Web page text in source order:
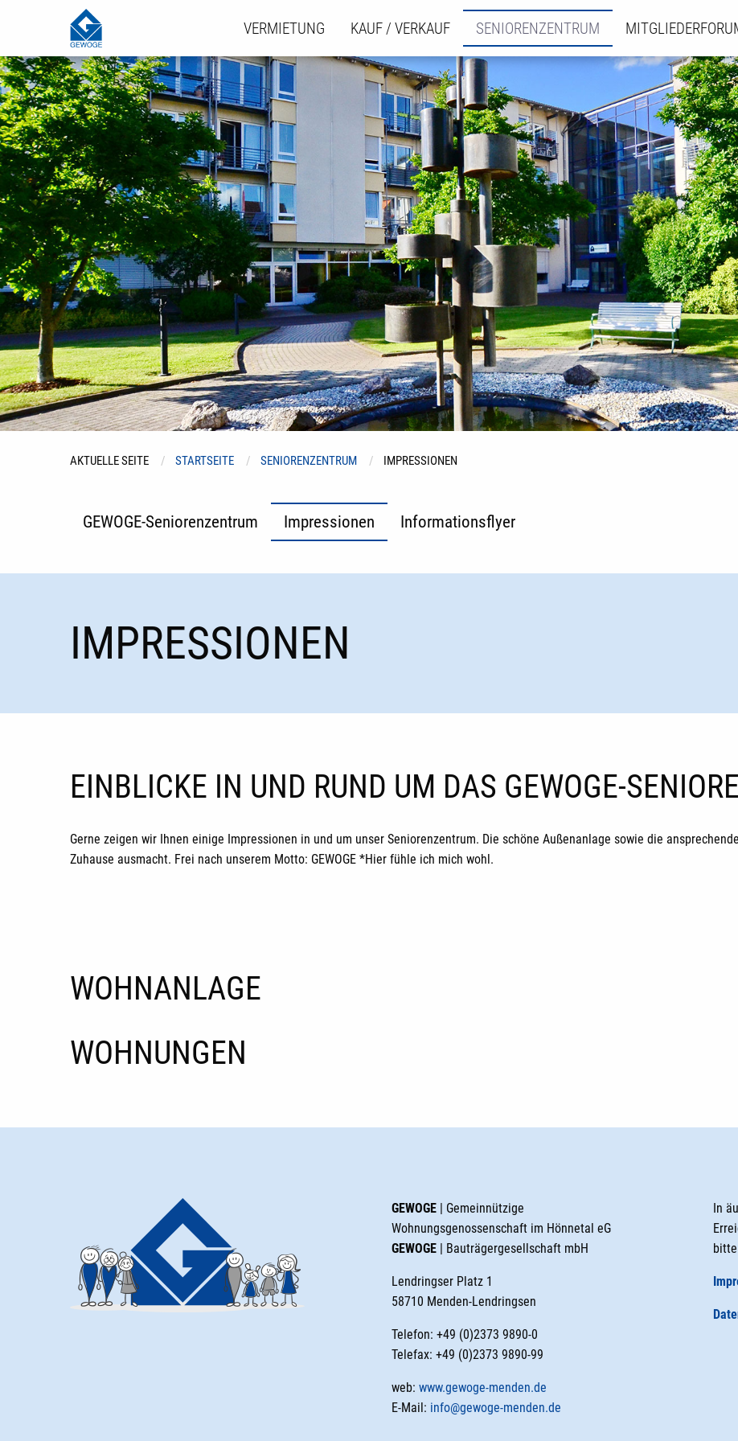
VERMIETUNG KAUF / VERKAUF SENIORENZENTRUM
AKTUELLE SEITE STARTSEITE SENIORENZENTRUM IMPRESSIONEN
GEWOGE-Seniorenzentrum Impressionen Informationsflyer
IMPRESSIONEN
EINBLICKE IN UND RUND UM DAS GEWOGE-
Gerne zeigen wir Ihnen einige Impressionen in und um unser Seniorenzentrum. Die schöne Außenanlage sowie die
Zuhause ausmacht. Frei nach unserem Motto: GEWOGE *Hier fühle ich mich wohl.
WOHNANLAGE
WOHNUNGEN
GEWOGE| Gemeinnützige
Wohnungsgenossenschaft im Hönnetal eG
GEWOGE| Bauträgergesellschaft mbH
Lendringser Platz 1
58710 Menden-Lendringsen
Telefon: +49 (0)2373 9890-0
Telefax: +49 (0)2373 9890-99
web: www.gewoge-menden.de
E-Mail: info@gewoge-menden.de
In